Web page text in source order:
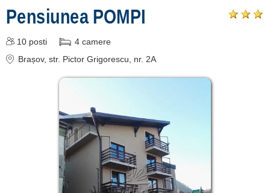
Pensiunea POMPI
10 posti 4 camere
Brașov, str. Pictor Grigorescu, nr. 2A